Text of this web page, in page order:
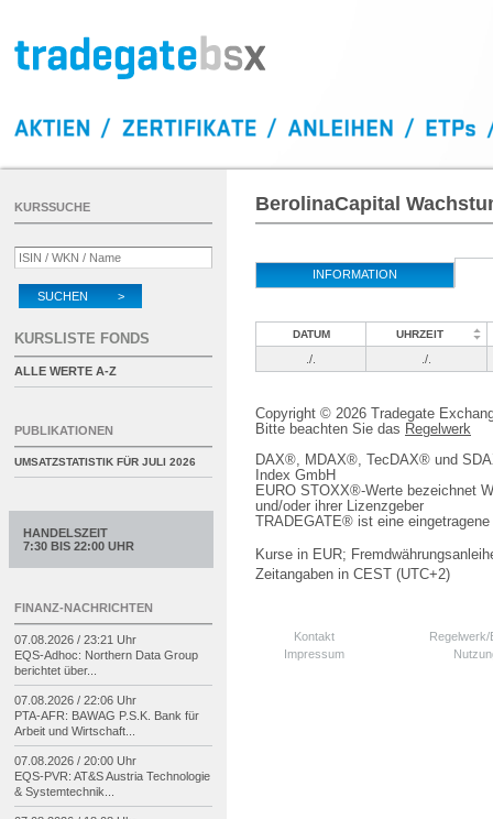
BerolinaCapital
INFORMATION
DATUM UHRZEIT
./. ./.
Copyright © 2026 Tradegate
Bitte beachten Sie das Regelwerk
DAX®, MDAX®, TecDAX® und
Index GmbH
EURO STOXX®-Werte bezeichnet
und/oder ihrer Lizenzgeber
TRADEGATE® ist eine
Kurse in EUR;
Zeitangaben in CEST (UTC+2)
Kontakt
Impressum
KURSSUCHE
SUCHEN >
KURSLISTE FONDS
ALLE WERTE A-Z
PUBLIKATIONEN
UMSATZSTATISTIK FÜR JULI 2026
HANDELSZEIT
7:30 BIS 22:00 UHR
FINANZ-NACHRICHTEN
07.08.2026 / 23:21 Uhr
EQS-Adhoc: Northern Data Group
berichtet über...
07.08.2026 / 22:06 Uhr
PTA-AFR: BAWAG P.S.K. Bank für
Arbeit und Wirtschaft...
07.08.2026 / 20:00 Uhr
EQS-PVR: AT&S Austria Technologie
& Systemtechnik...